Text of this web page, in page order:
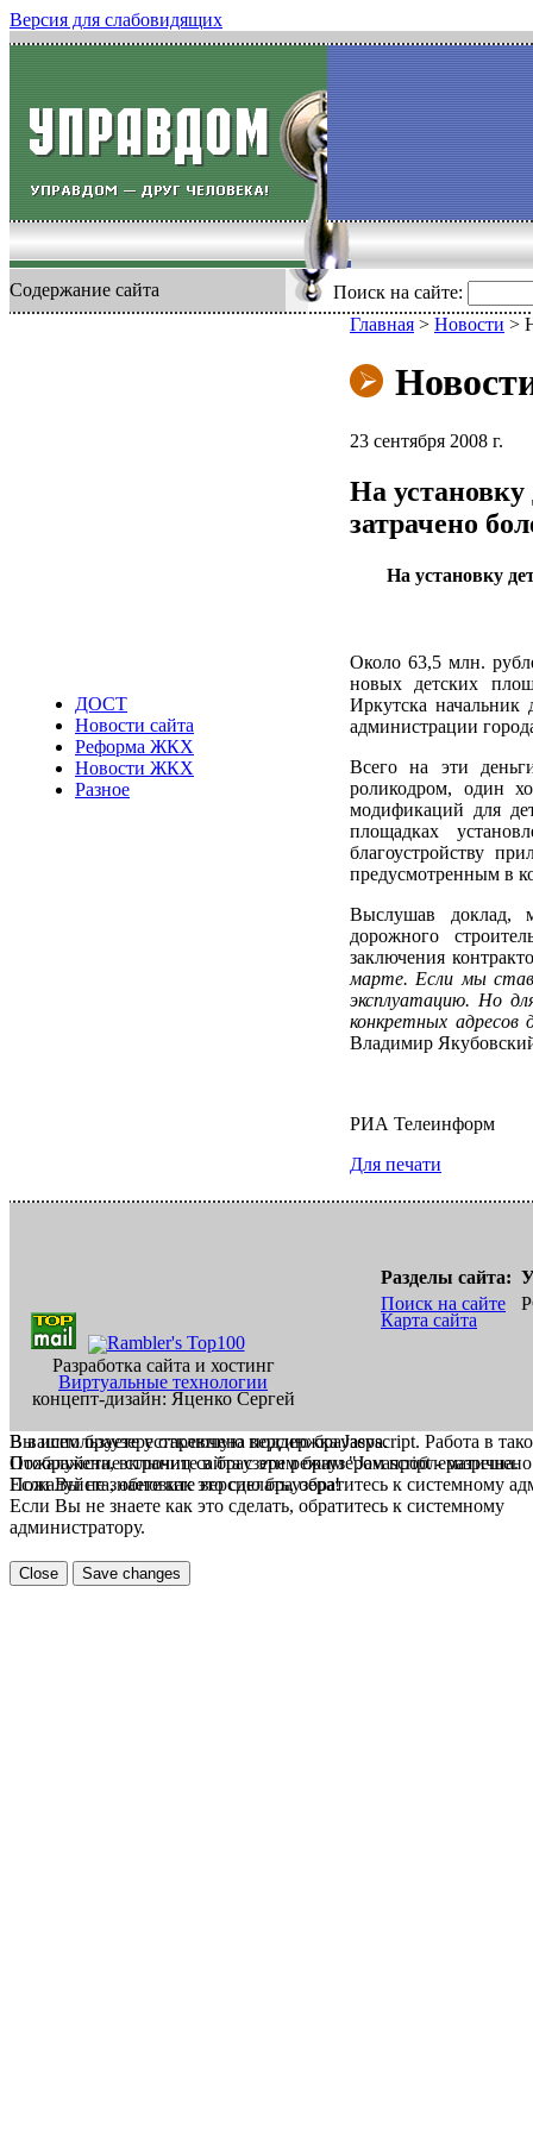
Версия для слабовидящих
Содержание сайта Поиск на сайте:
ДОСТ
Новости сайта
Реформа ЖКХ
Новости ЖКХ
Разное
Главная > Новости >
23 сентября 2008 г.
На
затрачено
На установку
Около 63,5 млн.
новых детских
Иркутска начальник
администрации
Всего на эти
роликодром, один
модификаций для
площадках
благоустройству
предусмотренным в
Выслушав доклад,
дорожного
заключения
марте. Если мы
эксплуатацию. Но
конкретных адресов
Владимир
РИА Телеинформ
Для печати
Разработка сайта и хостинг
Виртуальные технологии
концепт-дизайн: Яценко Сергей
Разделы сайта:
Поиск на сайте
Карта сайта
В вашем браузере отключена поддержка Jasvscript. Работа в
Пожалуйста, включите в браузере режим "Javascript -
Если Вы не знаете как это сделать, обратитесь к системному
Вы используете устаревшую версию браузера.
Отображение страниц сайта с этим браузером проблематична.
Пожалуйста, обновите версию браузера!
Если Вы не знаете как это сделать, обратитесь к системному
администратору.
Close Save changes